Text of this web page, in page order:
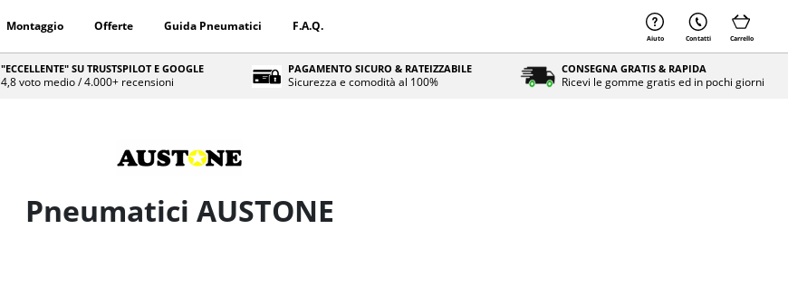
Montaggio Offerte Guida Pneumatici F.A.Q.
Aiuto Contatti Carrello
"ECCELLENTE" SU TRUSTSPILOT E GOOGLE
4,8 voto medio / 4.000+ recensioni
PAGAMENTO SICURO & RATEIZZABILE
Sicurezza e comodità al 100%
CONSEGNA GRATIS & RAPIDA
Ricevi le gomme gratis ed in pochi giorni
Pneumatici AUSTONE